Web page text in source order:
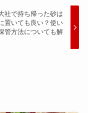
社で持ち帰った砂は
置いても良い？使い
管方法についても解